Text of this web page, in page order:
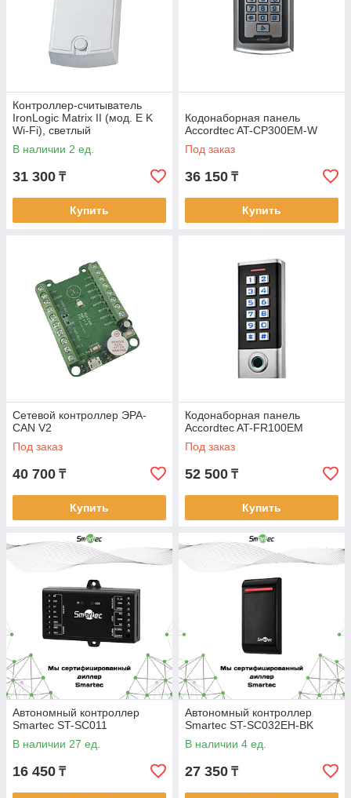
Контроллер-считыватель
IronLogic Matrix II (мод. E K
Wi-Fi), светлый
В наличии 2 ед.
31 300 ₸
Купить
Кодонаборная панель
Accordtec AT-CP300EM-W
Под заказ
36 150 ₸
Купить
Сетевой контроллер ЭРА-
CAN V2
Под заказ
40 700 ₸
Купить
Кодонаборная панель
Accordtec AT-FR100EM
Под заказ
52 500 ₸
Купить
Автономный контроллер
Smartec ST-SC011
В наличии 27 ед.
16 450 ₸
Автономный контроллер
Smartec ST-SC032EH-BK
В наличии 4 ед.
27 350 ₸